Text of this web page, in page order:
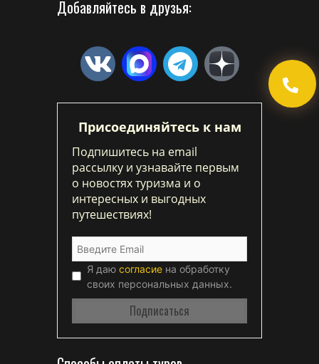
Добавляйтесь в друзья:
Присоединяйтесь к нам
Подпишитесь на email
рассылку и узнавайте первым
о новостях туризма и о
интересных и выгодных
путешествиях!
Я даю согласие на обработку
своих персональных данных.